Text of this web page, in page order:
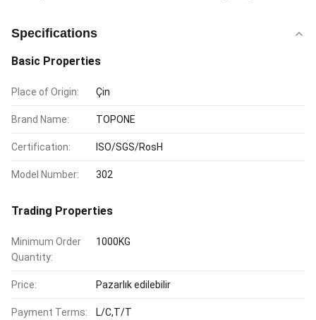
Specifications
Basic Properties
Place of Origin: Çin
Brand Name: TOPONE
Certification: ISO/SGS/RosH
Model Number: 302
Trading Properties
Minimum Order
Quantity:
1000KG
Price: Pazarlık edilebilir
Payment Terms: L/C,T/T